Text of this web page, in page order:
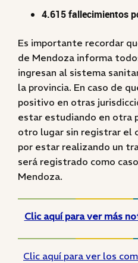
4.615 fallecimientos
Es importante recordar
de Mendoza informa
ingresan al sistema
la provincia. En caso de
positivo en otras
estar estudiando en otra
otro lugar sin registrar el
por estar realizando un
será registrado como
Mendoza.
Clic aquí para ver más
Clic aquí para ver los